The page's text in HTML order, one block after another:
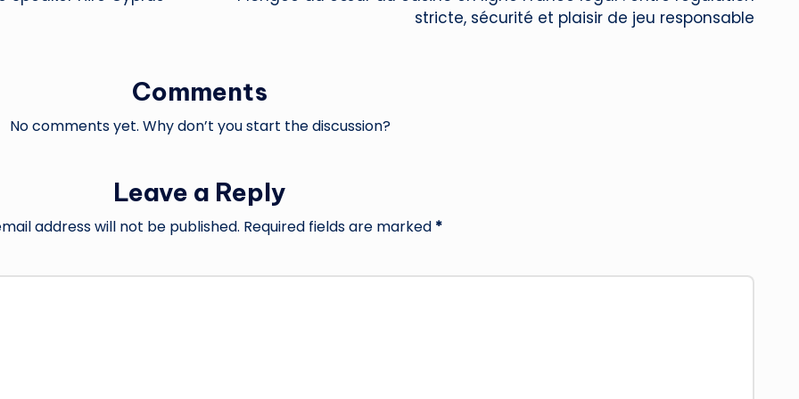
stricte, sécurité et plaisir de jeu responsable
Comments
No comments yet. Why don’t you start the discussion?
Leave a Reply
address will not be published. Required fields are marked *